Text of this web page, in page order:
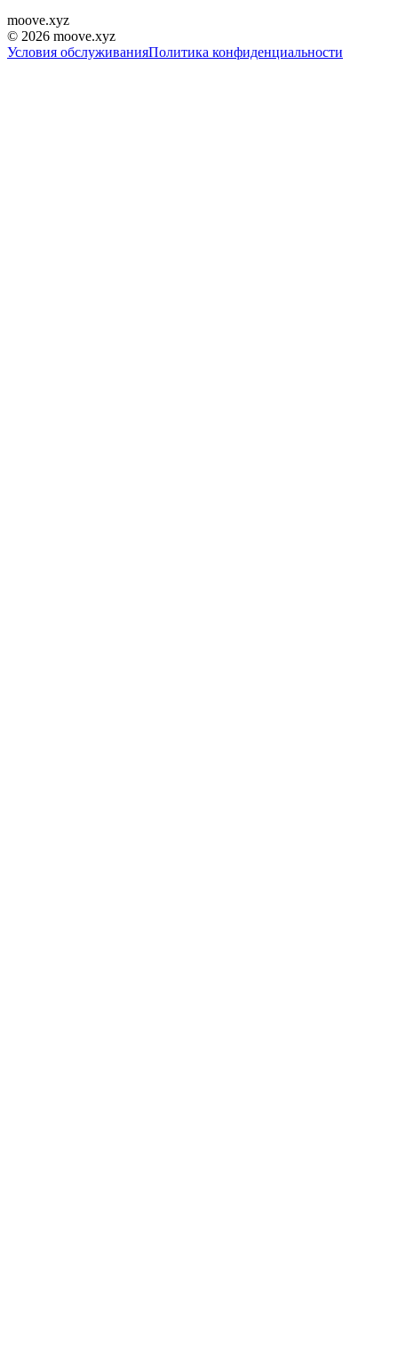
moove.xyz
© 2026 moove.xyz
Условия обслуживанияПолитика конфиденциальности